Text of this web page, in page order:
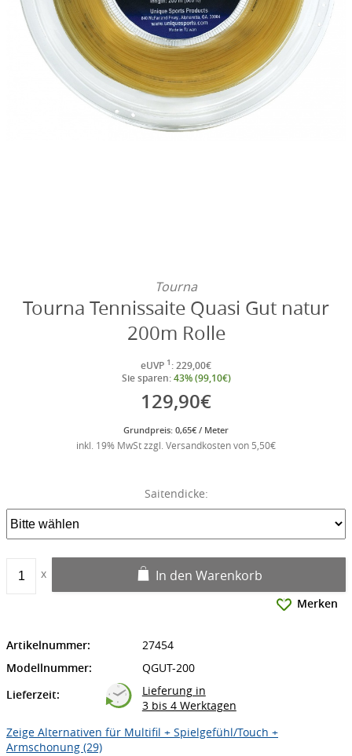
Tourna
Tourna Tennissaite Quasi Gut natur
200m Rolle
eUVP 1 : 229,00€
Sie sparen:43% (99,10€)
129,90€
Grundpreis: 0,65€ / Meter
inkl. 19% MwSt zzgl. Versandkosten von 5,50€
Saitendicke:
In den Warenkorb
Merken
Artikelnummer:
27454
Modellnummer:
QGUT-200
Lieferzeit:
Lieferung in
3 bis 4 Werktagen
Zeige Alternativen für Multifil + Spielgefühl/Touch +
Armschonung (29)